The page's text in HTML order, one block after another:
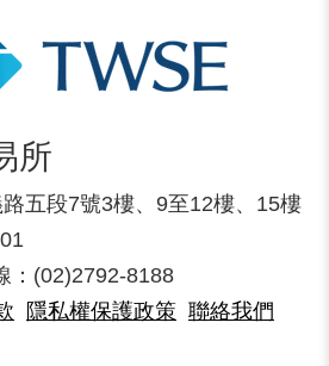
所
五段7號3樓、9至12樓、15樓
：(02)2792-8188
隱私權保護政策 聯絡我們